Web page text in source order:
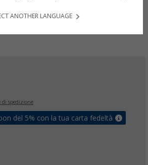
di spedizione
del 5% con la tua carta fedeltà
ANOTHER LANGUAGE